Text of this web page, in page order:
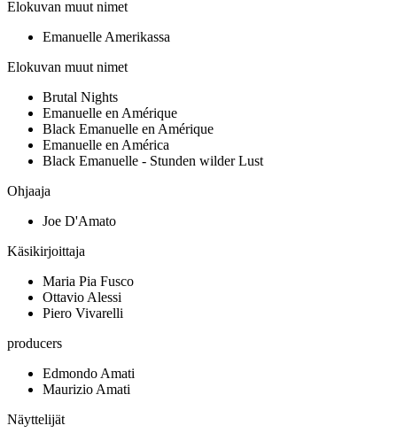
Elokuvan muut nimet
Emanuelle Amerikassa
Elokuvan muut nimet
Brutal Nights
Emanuelle en Amérique
Black Emanuelle en Amérique
Emanuelle en América
Black Emanuelle - Stunden wilder Lust
Ohjaaja
Joe D'Amato
Käsikirjoittaja
Maria Pia Fusco
Ottavio Alessi
Piero Vivarelli
producers
Edmondo Amati
Maurizio Amati
Näyttelijät